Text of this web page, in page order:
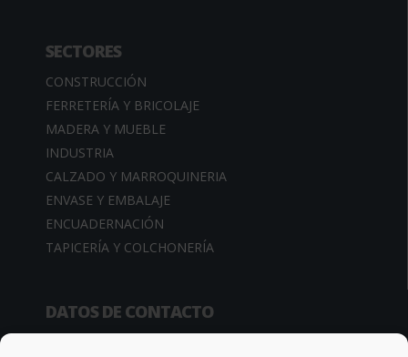
SECTORES
CONSTRUCCIÓN
FERRETERÍA Y BRICOLAJE
MADERA Y MUEBLE
INDUSTRIA
CALZADO Y MARROQUINERIA
ENVASE Y EMBALAJE
ENCUADERNACIÓN
TAPICERÍA Y COLCHONERÍA
DATOS DE CONTACTO